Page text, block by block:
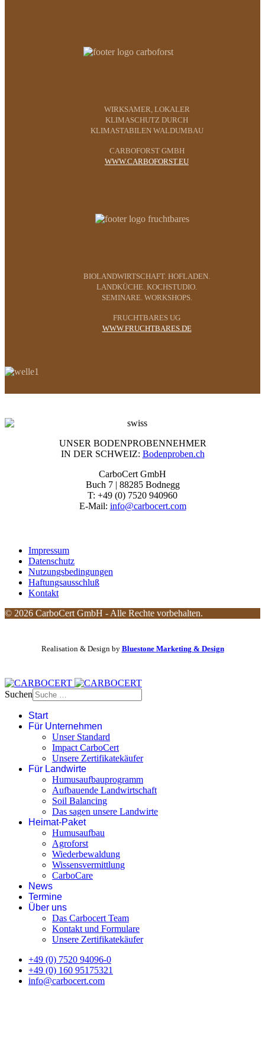
WIRKSAMER, LOKALER
KLIMASCHUTZ DURCH
KLIMASTABILEN WALDUMBAU
CARBOFORST GMBH
WWW.CARBOFORST.EU
BIOLANDWIRTSCHAFT. HOFLADEN.
LANDKÜCHE. KOCHSTUDIO.
SEMINARE. WORKSHOPS.
FRUCHTBARES UG
WWW.FRUCHTBARES.DE
UNSER BODENPROBENNEHMER
IN DER SCHWEIZ: Bodenproben.ch
CarboCert GmbH
Buch 7 | 88285 Bodnegg
T: +49 (0) 7520 940960
E-Mail: info@carbocert.com
Impressum
Datenschutz
Nutzungsbedingungen
Haftungsausschluß
Kontakt
© 2026 CarboCert GmbH - Alle Rechte vorbehalten.
Realisation & Design by Bluestone Marketing & Design
Suchen
Start
Für Unternehmen
Unser Standard
Impact CarboCert
Unsere Zertifikatekäufer
Für Landwirte
Humusaufbauprogramm
Aufbauende Landwirtschaft
Soil Balancing
Das sagen unsere Landwirte
Heimat-Paket
Humusaufbau
Agroforst
Wiederbewaldung
Wissensvermittlung
CarboCare
News
Termine
Über uns
Das Carbocert Team
Kontakt und Formulare
Unsere Zertifikatekäufer
+49 (0) 7520 94096-0
+49 (0) 160 95175321
info@carbocert.com